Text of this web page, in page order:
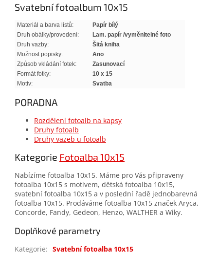
Svatební fotoalbum 10x15
Materiál a barva listů:
Papír bílý
Druh obálky/provedení:
Lam. papír /vyměnitelné foto
Druh vazby:
Šitá kniha
Možnost popisky:
Ano
Způsob vkládání fotek:
Zasunovací
Formát fotky:
10 x 15
Motiv:
Svatba
PORADNA
Rozdělení fotoalb na kapsy
Druhy fotoalb
Druhy vazeb u fotoalb
Kategorie Fotoalba 10x15
Nabízíme fotoalba 10x15. Máme pro Vás připraveny
fotoalba 10x15 s motivem, dětská fotoalba 10x15,
svatební fotoalba 10x15 a v poslední řadě jednobarevná
fotoalba 10x15. Prodáváme fotoalba 10x15 značek Aryca,
Concorde, Fandy, Gedeon, Henzo, WALTHER a Wiky.
Doplňkové parametry
Kategorie: Svatební fotoalba 10x15